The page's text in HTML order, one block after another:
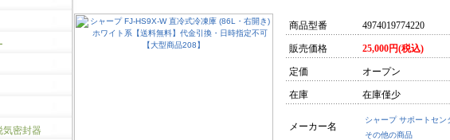
気密封器
商品型番 4974019774220
販売価格 25,000円(税込)
定価 オープン
在庫 在庫僅少
メーカー名
シャープ サポートセン
その他の商品